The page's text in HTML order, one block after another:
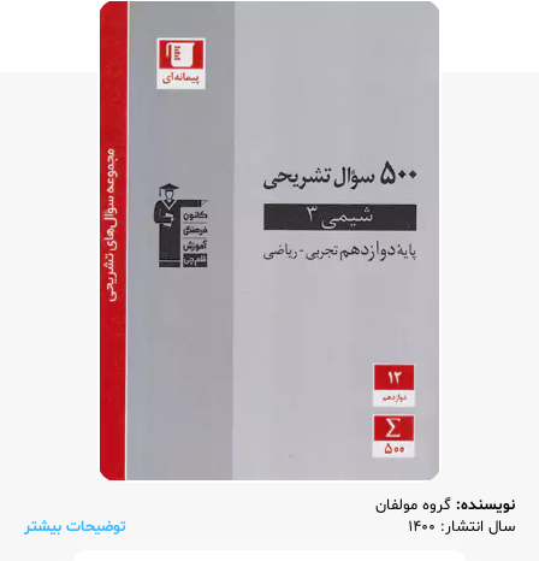
نویسنده: گروه مولفان
سال انتشار: 1400
توضیحات بیشتر